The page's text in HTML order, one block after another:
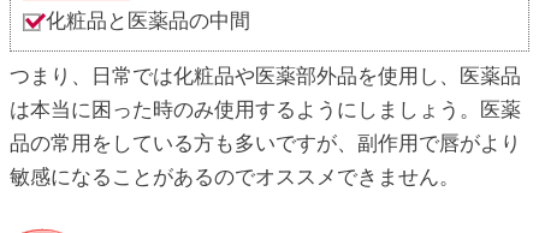
化粧品と医薬品の中間
つまり、日常では化粧品や医薬部外品を使用し、医薬品
は本当に困った時のみ使用するようにしましょう。医薬
品の常用をしている方も多いですが、副作用で唇がより
敏感になることがあるのでオススメできません。